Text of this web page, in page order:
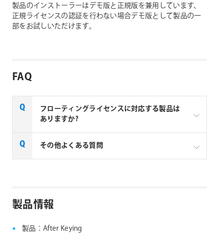
製品のインストーラーはデモ版と正規版を兼用しています、
正規ライセンスの認証を行わない場合デモ版として製品の一
部をお試しいただけます。
FAQ
フローティングライセンスに対応する製品は
ありますか?
一部製品でフローティングライセンスの取扱いがあり
aescripts + aeplugins社 フローティングライセン
その他よくある質問
製品情報
製品：After Keying